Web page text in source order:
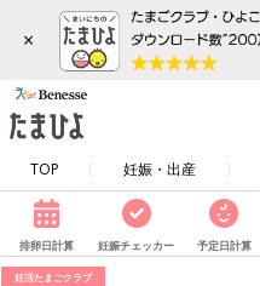
×
TOP 妊娠・出産
排卵日計算 妊娠チェッカー 予定日計算
妊活たまごクラブ